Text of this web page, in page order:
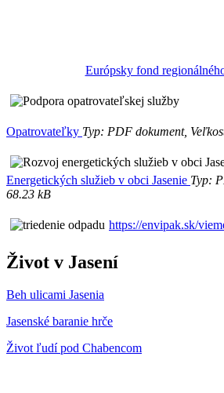
Európsky fond
Opatrovateľky Typ: PDF dokument,
Energetických služieb v obci Jasenie Typ:
68.23 kB
https://envipak.sk/
Život v Jasení
Beh ulicami Jasenia
Jasenské baranie hrče
Život ľudí pod Chabencom